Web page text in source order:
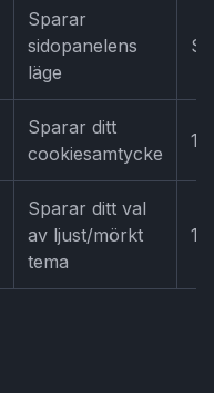
Sparar
sidopanelens
läge
Sparar ditt
cookiesamtycke
1
Sparar ditt val
av ljust/mörkt
tema
1